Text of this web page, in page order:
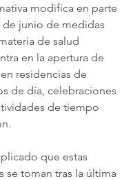
modifica en parte
de junio de medidas
de salud
en la apertura de
residencias de
de día, celebraciones
de tiempo
que estas
se toman tras la última